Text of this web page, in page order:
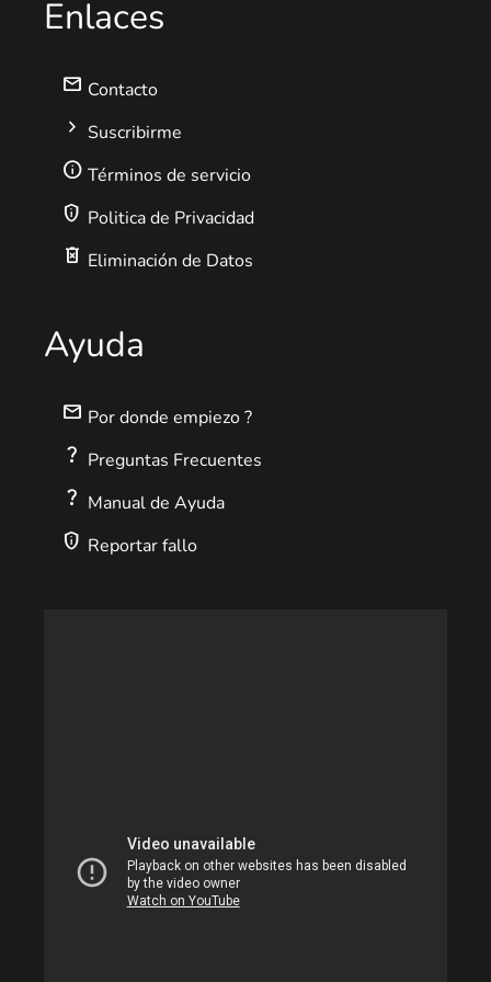
Enlaces
mail Contacto
chevron_right Suscribirme
info Términos de servicio
privacy_tip Politica de Privacidad
delete_forever Eliminación de Datos
Ayuda
mail Por donde empiezo ?
question_mark Preguntas Frecuentes
question_mark Manual de Ayuda
privacy_tip Reportar fallo